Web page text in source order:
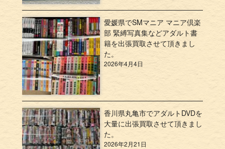
愛媛県でSMマニア マニア倶楽
部 緊縛写真集などアダルト書
籍を出張買取させて頂きまし
た。
2026年4月4日
香川県丸亀市でアダルトDVDを
大量に出張買取させて頂きまし
た。
2026年2月21日